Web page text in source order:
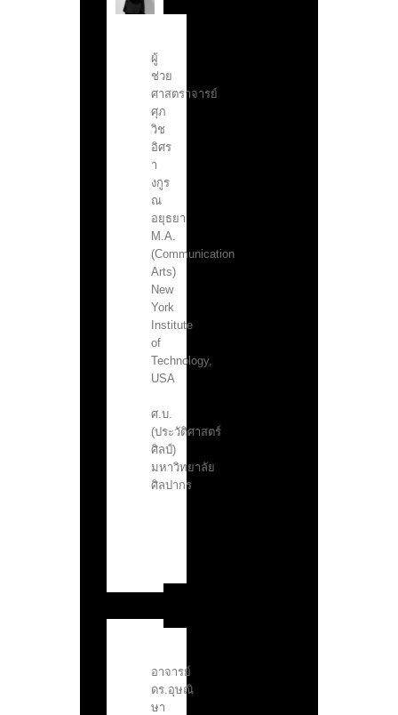
ผู้
ช่วย
ศาสตราจารย์
ศุภ
วิช
อิศร
า
งกูร
ณ
อยุธยา
M.A.
(Communication
Arts)
New
York
Institute
of
Technology,
USA
ศ.บ.
(ประวัติศาสตร์
ศิลป์)
มหาวิทยาลัย
ศิลปากร
อาจารย์
ดร.อุษณิ
ษา